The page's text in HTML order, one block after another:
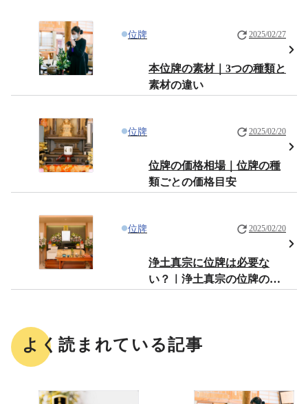
位牌 2025/02/27
本位牌の素材｜3つの種類と
素材の違い
位牌 2025/02/20
位牌の価格相場｜位牌の種
類ごとの価格目安
位牌 2025/02/20
浄土真宗に位牌は必要な
い？｜浄土真宗の位牌の考
よく読まれている記事